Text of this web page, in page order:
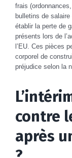
frais
bulletins de
établir la perte de
présents lors de
l’EU. Ces pièces
corporel de
préjudice selon la
contre
après